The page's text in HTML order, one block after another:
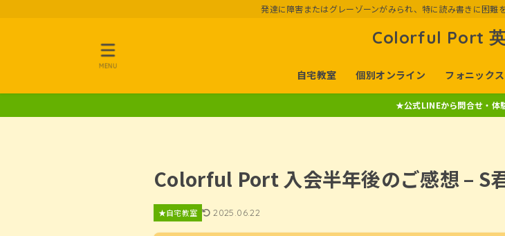
発達に障害またはグレーゾーンがみられ、特に読み書きに困難
Colorful Port
自宅教室 個別オンライン フォニック
MENU
★公式LINEから問合せ・体
Colorful Port 入会半年後のご感想 – S
★自宅教室 2025.06.22